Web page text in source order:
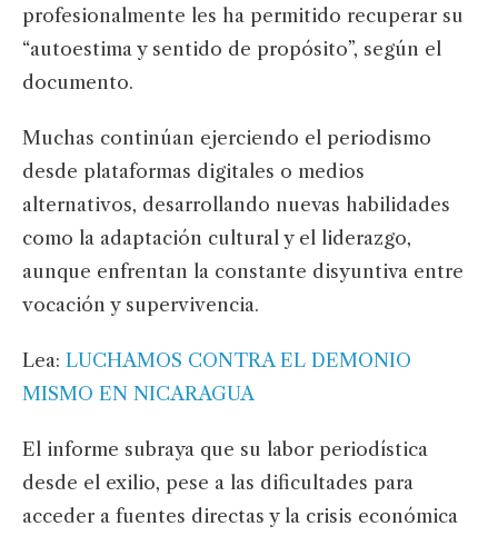
profesionalmente les ha permitido recuperar su
“autoestima y sentido de propósito”, según el
documento.
Muchas continúan ejerciendo el periodismo
desde plataformas digitales o medios
alternativos, desarrollando nuevas habilidades
como la adaptación cultural y el liderazgo,
aunque enfrentan la constante disyuntiva entre
vocación y supervivencia.
Lea: LUCHAMOS CONTRA EL DEMONIO
MISMO EN NICARAGUA
El informe subraya que su labor periodística
desde el exilio, pese a las dificultades para
acceder a fuentes directas y la crisis económica